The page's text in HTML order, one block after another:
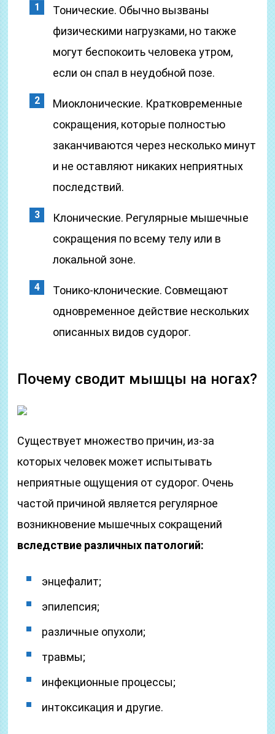
Тонические. Обычно вызваны
физическими нагрузками, но также
могут беспокоить человека утром,
если он спал в неудобной позе.
Миоклонические. Кратковременные
сокращения, которые полностью
заканчиваются через несколько минут
и не оставляют никаких неприятных
последствий.
Клонические. Регулярные мышечные
сокращения по всему телу или в
локальной зоне.
Тонико-клонические. Совмещают
одновременное действие нескольких
описанных видов судорог.
Почему сводит мышцы на ногах?
Существует множество причин, из-за
которых человек может испытывать
неприятные ощущения от судорог. Очень
частой причиной является регулярное
возникновение мышечных сокращений
вследствие различных патологий:
энцефалит;
эпилепсия;
различные опухоли;
травмы;
инфекционные процессы;
интоксикация и другие.